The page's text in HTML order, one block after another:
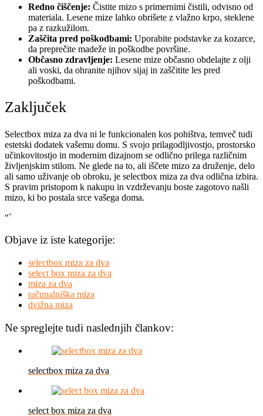
Redno čiščenje: Čistite mizo s primernimi čistili, odvisno od
materiala. Lesene mize lahko obrišete z vlažno krpo, steklene
pa z razkužilom.
Zaščita pred poškodbami: Uporabite podstavke za kozarce,
da preprečite madeže in poškodbe površine.
Občasno zdravljenje: Lesene mize občasno obdelajte z olji
ali voski, da ohranite njihov sijaj in zaščitite les pred
poškodbami.
Zaključek
Selectbox miza za dva ni le funkcionalen kos pohištva, temveč tudi
estetski dodatek vašemu domu. S svojo prilagodljivostjo, prostorsko
učinkovitostjo in modernim dizajnom se odlično prilega različnim
življenjskim stilom. Ne glede na to, ali iščete mizo za druženje, delo
ali samo uživanje ob obroku, je selectbox miza za dva odlična izbira.
S pravim pristopom k nakupu in vzdrževanju boste zagotovo našli
mizo, ki bo postala srce vašega doma.
“`
Objave iz iste kategorije:
selectbox miza za dva
select box miza za dva
miza za dva
računalniška miza
dvižna miza
Ne spreglejte tudi naslednjih člankov:
selectbox miza za dva
select box miza za dva